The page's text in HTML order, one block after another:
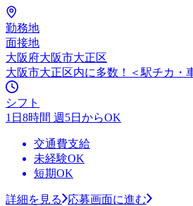
勤務地
面接地
大阪府大阪市大正区
大阪市大正区内に多数！＜駅チカ・
シフト
1日8時間 週5日からOK
交通費支給
未経験OK
短期OK
詳細を見る
応募画面に進む